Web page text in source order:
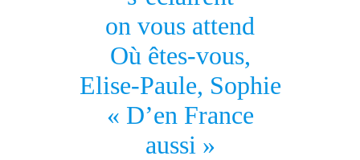
on vous attend
Où êtes-vous,
Elise-Paule, Sophie
« D’en France
aussi »